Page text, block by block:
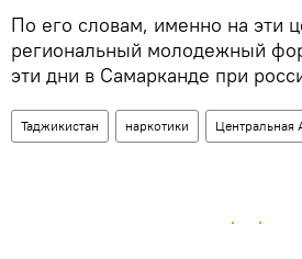
По его словам, именно на эти
региональный молодежный
эти дни в Самарканде при
Таджикистан наркотики Центральная